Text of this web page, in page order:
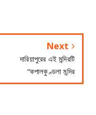
Next
দারিয়াপুরের এই মন্দিরটি
“কপালকুণ্ডলা মন্দির